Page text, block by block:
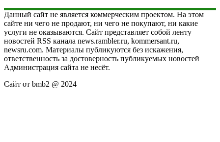
Данный сайт не является коммерческим проектом. На этом
сайте ни чего не продают, ни чего не покупают, ни какие
услуги не оказываются. Сайт представляет собой ленту
новостей RSS канала news.rambler.ru, kommersant.ru,
newsru.com. Материалы публикуются без искажения,
ответственность за достоверность публикуемых новостей
Администрация сайта не несёт.
Сайт от bmb2 @ 2024